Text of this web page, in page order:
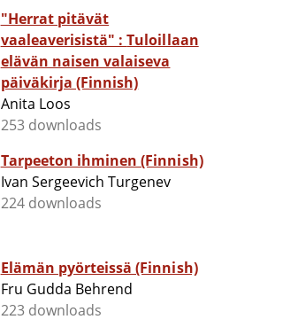
"Herrat pitävät
vaaleaverisistä" : Tuloillaan
elävän naisen valaiseva
päiväkirja (Finnish)
Anita Loos
253 downloads
Tarpeeton ihminen (Finnish)
Ivan Sergeevich Turgenev
224 downloads
Elämän pyörteissä (Finnish)
Fru Gudda Behrend
223 downloads